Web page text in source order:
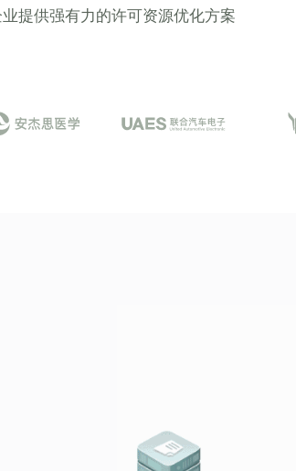
提供强有力的许可资源优化方案